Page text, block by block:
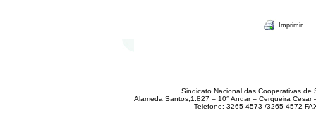
Imprimir
Sindicato Nacional das Cooperativas de
Alameda Santos,1.827 – 10° Andar – Cerqueira
Telefone: 3265-4573 /3265-4572